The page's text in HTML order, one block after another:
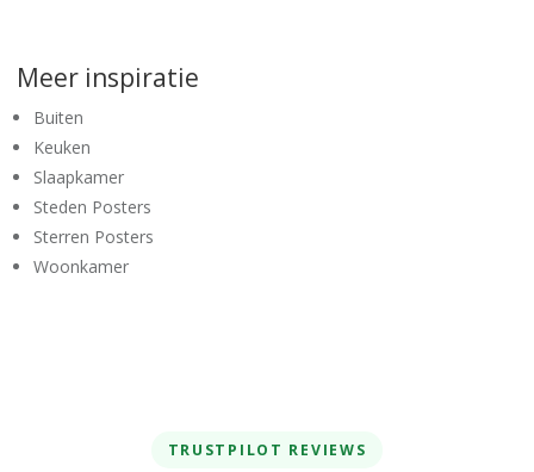
Meer inspiratie
Buiten
Keuken
Slaapkamer
Steden Posters
Sterren Posters
Woonkamer
TRUSTPILOT REVIEWS